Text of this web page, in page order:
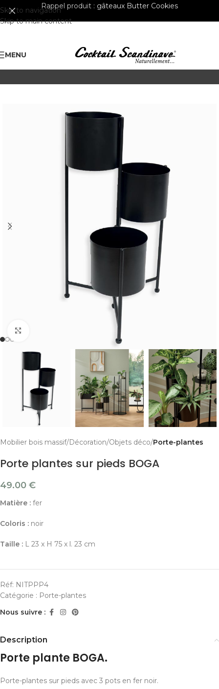
Skip to navigation
Skip to main content
Rappel produit : gâteaux Butter Cookies
MENU
Mobilier bois massif Décoration Objets déco Porte-plantes
Porte plantes sur pieds BOGA
49.00 €
Matière : fer
Coloris : noir
Taille : L 23 x H 75 x l. 23 cm
Réf: NITPPP4
Catégorie : Porte-plantes
Nous suivre :
Description
Porte plante BOGA.
Porte-plantes sur pieds avec 3 pots en fer noir.